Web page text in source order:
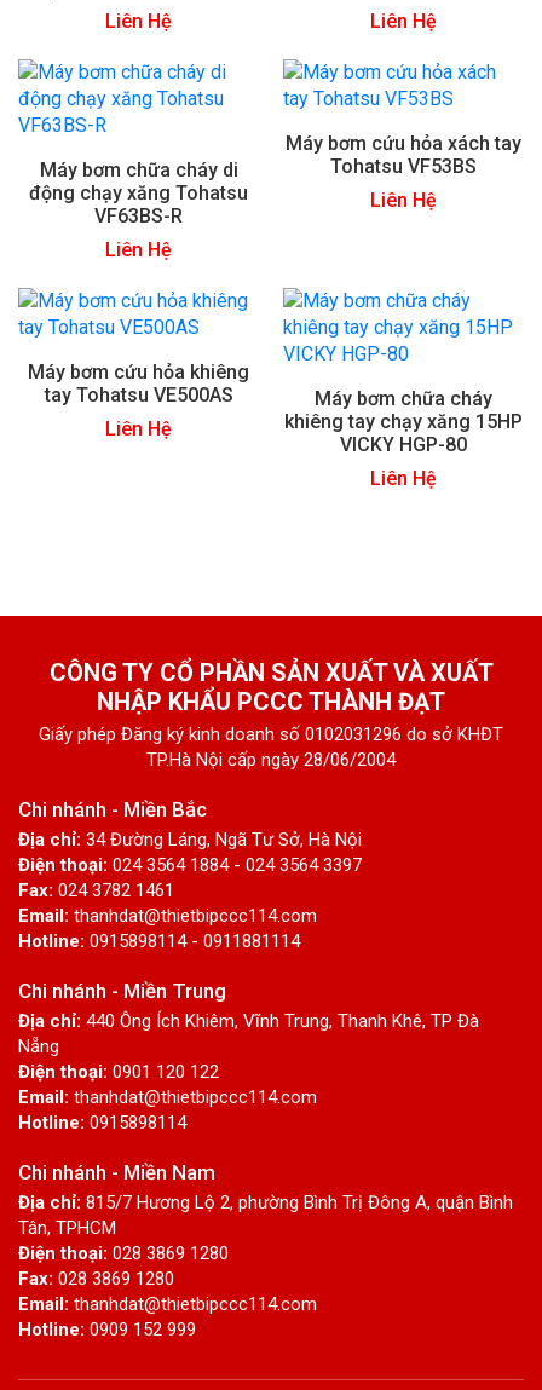
Liên Hệ
Liên Hệ
Máy bơm chữa cháy di
động chạy xăng Tohatsu
VF63BS-R
Liên Hệ
Máy bơm cứu hỏa xách tay
Tohatsu VF53BS
Liên Hệ
Máy bơm cứu hỏa khiêng
tay Tohatsu VE500AS
Liên Hệ
Máy bơm chữa cháy
khiêng tay chạy xăng 15HP
VICKY HGP-80
Liên Hệ
CÔNG TY CỔ PHẦN SẢN XUẤT VÀ XUẤT
NHẬP KHẨU PCCC THÀNH ĐẠT
Giấy phép Đăng ký kinh doanh số 0102031296 do sở KHĐT
TP.Hà Nội cấp ngày 28/06/2004
Chi nhánh - Miền Bắc
Địa chỉ: 34 Đường Láng, Ngã Tư Sở, Hà Nội
Điện thoại: 024 3564 1884 - 024 3564 3397
Fax: 024 3782 1461
Email: thanhdat@thietbipccc114.com
Hotline: 0915898114 - 0911881114
Chi nhánh - Miền Trung
Địa chỉ: 440 Ông Ích Khiêm, Vĩnh Trung, Thanh Khê, TP Đà
Nẵng
Điện thoại: 0901 120 122
Email: thanhdat@thietbipccc114.com
Hotline: 0915898114
Chi nhánh - Miền Nam
Địa chỉ: 815/7 Hương Lộ 2, phường Bình Trị Đông A, quận Bình
Tân, TPHCM
Điện thoại: 028 3869 1280
Fax: 028 3869 1280
Email: thanhdat@thietbipccc114.com
Hotline: 0909 152 999